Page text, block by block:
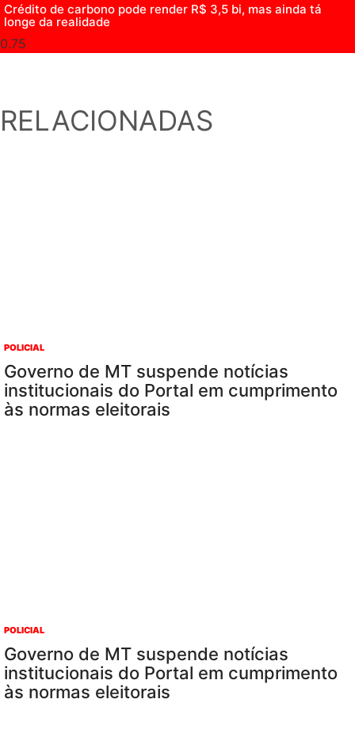
Crédito de carbono pode render R$ 3,5 bi, mas ainda tá
longe da realidade
RELACIONADAS
POLICIAL
Governo de MT suspende notícias
institucionais do Portal em cumprimento
às normas eleitorais
POLICIAL
Governo de MT suspende notícias
institucionais do Portal em cumprimento
às normas eleitorais